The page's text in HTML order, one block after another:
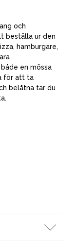
och
beställa ur den
hamburgare,
en mössa
för att ta
belåtna tar du